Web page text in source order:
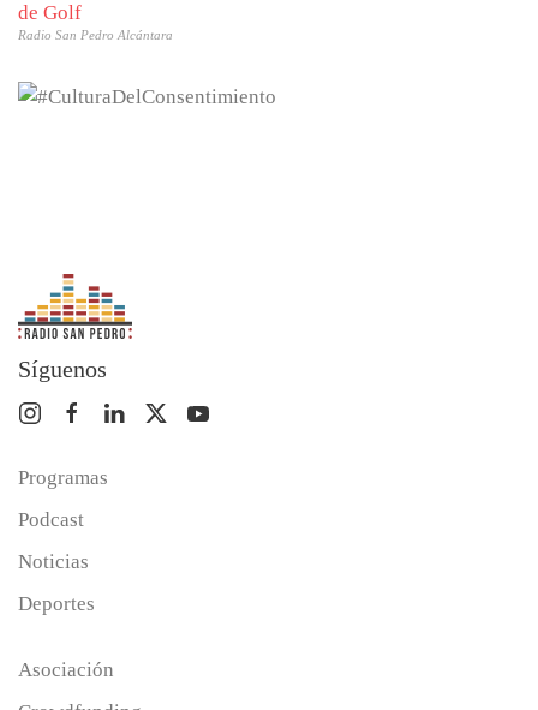
de Golf
Radio San Pedro Alcántara
Síguenos
Programas
Podcast
Noticias
Deportes
Asociación